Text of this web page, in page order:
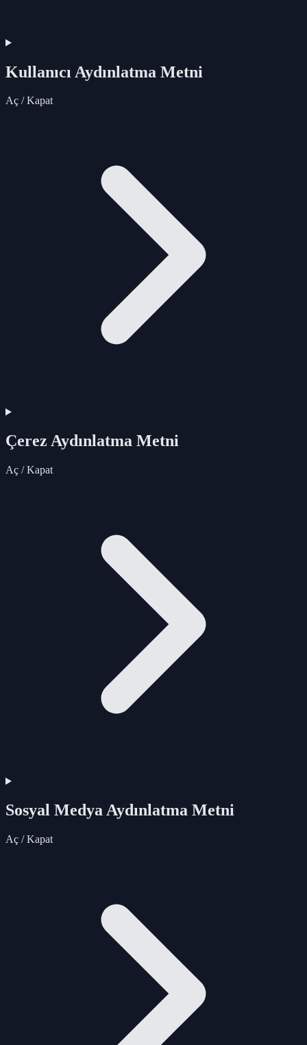
Kullanıcı Aydınlatma Metni
Aç / Kapat
Çerez Aydınlatma Metni
Aç / Kapat
Sosyal Medya Aydınlatma Metni
Aç / Kapat